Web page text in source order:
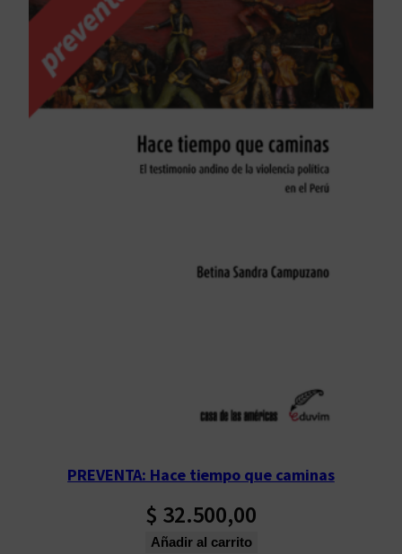
PREVENTA: Hace tiempo que caminas
$ 32.500,00
Añadir al carrito